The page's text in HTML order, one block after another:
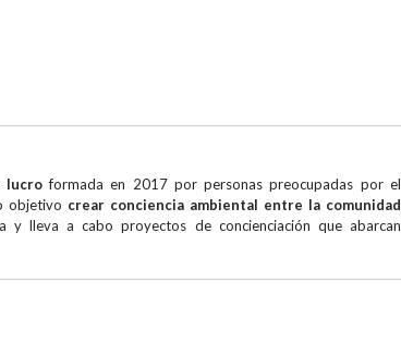
lucroformada en 2017 por personas preocupadas por el
objetivo crear conciencia ambiental entre la comunidad
y lleva a cabo proyectos de concienciación que abarcan